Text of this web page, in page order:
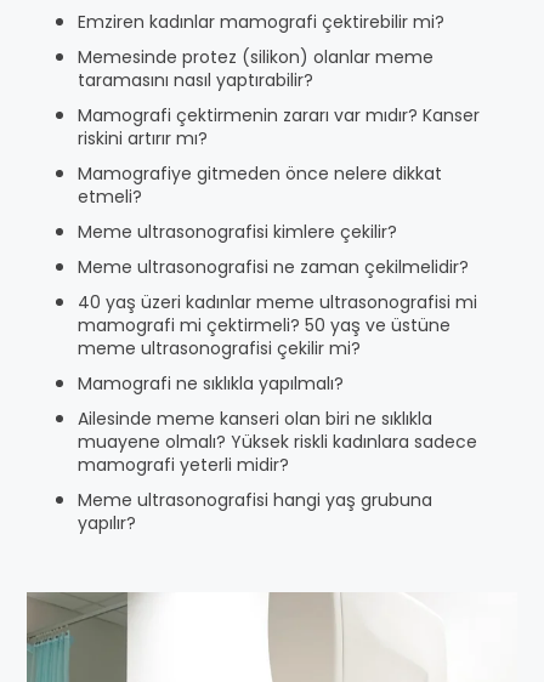
Emziren kadınlar mamografi çektirebilir mi?
Memesinde protez (silikon) olanlar meme
taramasını nasıl yaptırabilir?
Mamografi çektirmenin zararı var mıdır? Kanser
riskini artırır mı?
Mamografiye gitmeden önce nelere dikkat
etmeli?
Meme ultrasonografisi kimlere çekilir?
Meme ultrasonografisi ne zaman çekilmelidir?
40 yaş üzeri kadınlar meme ultrasonografisi mi
mamografi mi çektirmeli? 50 yaş ve üstüne
meme ultrasonografisi çekilir mi?
Mamografi ne sıklıkla yapılmalı?
Ailesinde meme kanseri olan biri ne sıklıkla
muayene olmalı? Yüksek riskli kadınlara sadece
mamografi yeterli midir?
Meme ultrasonografisi hangi yaş grubuna
yapılır?